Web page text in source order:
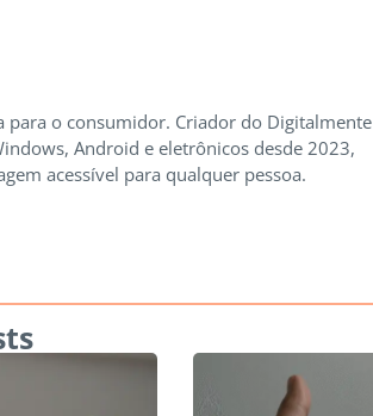
para o consumidor. Criador do Digitalmente
Android e eletrônicos desde 2023,
acessível para qualquer pessoa.